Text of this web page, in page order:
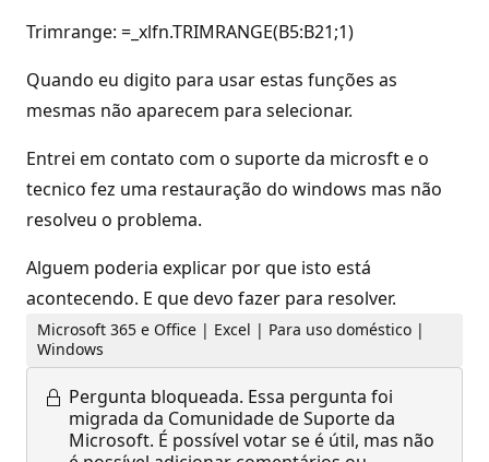
Trimrange: =_xlfn.TRIMRANGE(B5:B21;1)
Quando eu digito para usar estas funções as
mesmas não aparecem para selecionar.
Entrei em contato com o suporte da microsft e o
tecnico fez uma restauração do windows mas não
resolveu o problema.
Alguem poderia explicar por que isto está
acontecendo. E que devo fazer para resolver.
Microsoft 365 e Office | Excel | Para uso doméstico |
Windows
Pergunta bloqueada. Essa pergunta foi
migrada da Comunidade de Suporte da
Microsoft. É possível votar se é útil, mas não